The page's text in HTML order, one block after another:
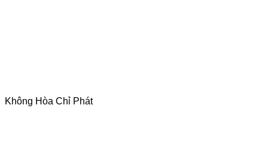
Không Hòa Chỉ Phát